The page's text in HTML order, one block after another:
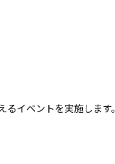
イベントを実施します。